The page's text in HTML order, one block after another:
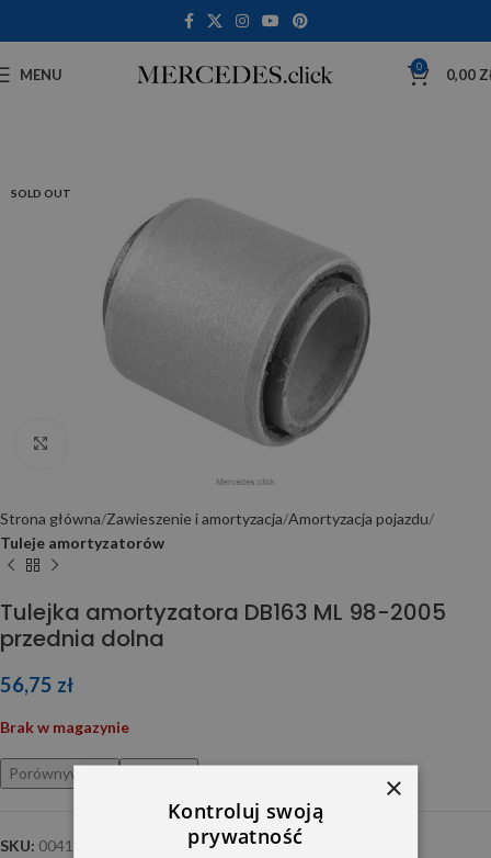
MENU 0 0,00
SOLD OUT
Strona główna Zawieszenie i amortyzacja Amortyzacja pojazdu
Tuleje amortyzatorów
Tulejka amortyzatora DB163 ML 98-2005
przednia dolna
56,75 zł
Brak w magazynie
Porównywarka
SKU: 00416490
×
Kontroluj swoją
prywatność